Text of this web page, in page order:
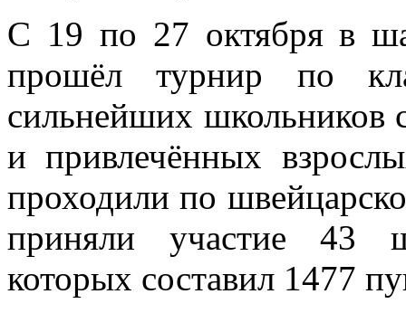
С 19 по 27 октября в
прошёл турнир по
сильнейших
и привлечённых
проходили по
приняли участие 43
которых составил 1477